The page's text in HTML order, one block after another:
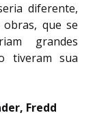
diferente,
que se
grandes
tiveram sua
Fredd